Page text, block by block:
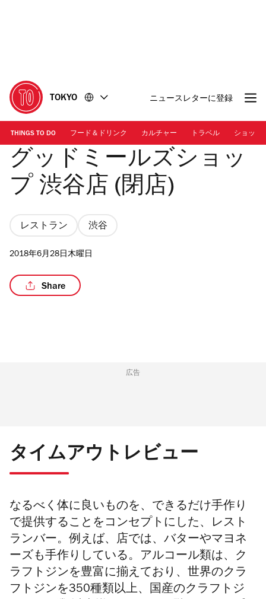
に
移
動
移
動
TOKYO ニュースレターに登録
THINGS TO DO フード＆ドリンク カルチャー トラベル ショッピ
グッドミールズショッ
プ 渋谷店 (閉店)
レストラン 渋谷
2018年6月28日木曜日
Share
広告
タイムアウトレビュー
なるべく体に良いものを、できるだけ手作り
で提供することをコンセプトにした、レスト
ランバー。 例えば、 店では、バターやマヨネ
ーズも手作りしている。アルコール類は、ク
ラフトジンを豊富に揃えており、世界のクラ
フトジンを350種類以上、国産のクラフトジ